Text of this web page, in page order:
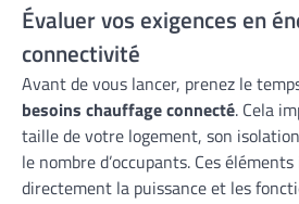
Évaluer vos exigences en
connectivité
Avant de vous lancer, prenez le
besoins chauffage connecté. Cela
taille de votre logement, son
le nombre d’occupants. Ces
directement la puissance et les